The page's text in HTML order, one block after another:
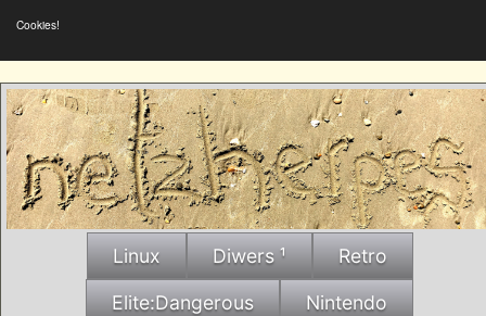
Cookies!
Linux Diwers ¹ Retro
Elite:Dangerous Nintendo